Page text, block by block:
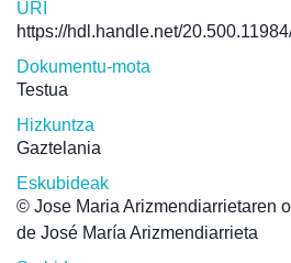
URI
https://hdl.handle.net/
Dokumentu-mota
Testua
Hizkuntza
Gaztelania
Eskubideak
© Jose Maria Arizmendiarrietaren
de José María Arizmendiarrieta